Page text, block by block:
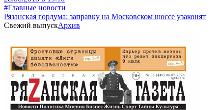
#Главные новости
Рязанская гордума: заправку на Московском шоссе узаконят
Свежий выпускАрхив